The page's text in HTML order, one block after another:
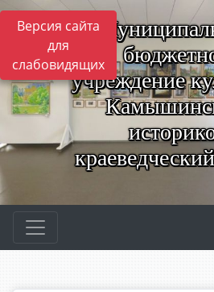
Версия сайта
для
слабовидящих
учреждение